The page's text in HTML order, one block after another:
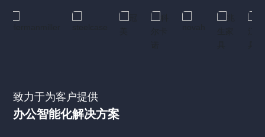
致力于为客户提供
办公智能化解决方案